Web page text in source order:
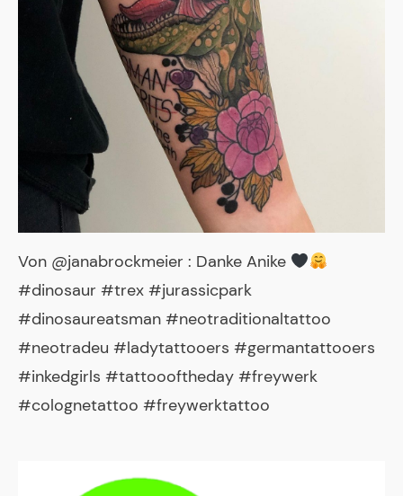
Von @janabrockmeier : Danke Anike
#dinosaur #trex #jurassicpark
#dinosaureatsman #neotraditionaltattoo
#neotradeu #ladytattooers #germantattooers
#inkedgirls #tattoooftheday #freywerk
#colognetattoo #freywerktattoo